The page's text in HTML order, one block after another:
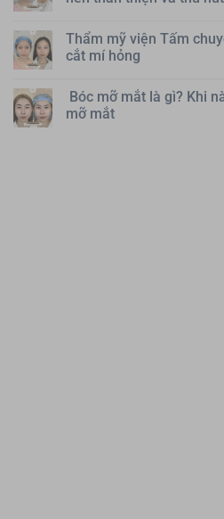
Thẩm mỹ viện Tấm
cắt mí hỏng
Bóc mỡ mắt là gì? Khi
mỡ mắt